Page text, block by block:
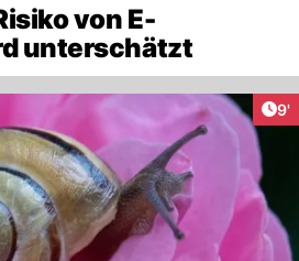
von E-
unterschätzt
9'